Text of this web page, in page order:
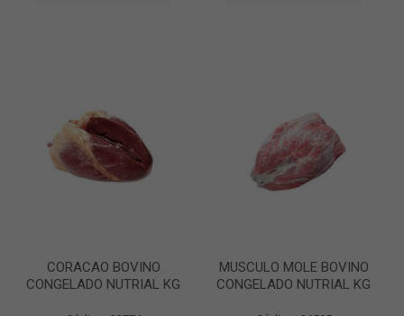
CORACAO BOVINO
CONGELADO NUTRIAL KG
MUSCULO MOLE BOVINO
CONGELADO NUTRIAL KG